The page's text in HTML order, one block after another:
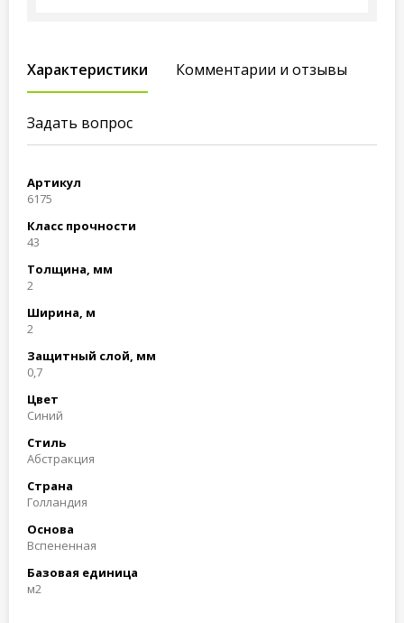
Характеристики Комментарии и отзывы
Задать вопрос
Артикул
6175
Класс прочности
43
Толщина, мм
2
Ширина, м
2
Защитный слой, мм
0,7
Цвет
Синий
Стиль
Абстракция
Страна
Голландия
Основа
Вспененная
Базовая единица
м2